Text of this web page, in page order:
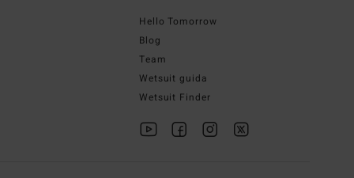
Hello Tomorrow
Blog
Team
Wetsuit guida
Wetsuit Finder